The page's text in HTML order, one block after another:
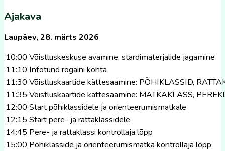
Ajakava
Laupäev, 28. märts 2026
10:00 Võistluskeskuse avamine, stardimaterjalide jagamine
11:10 Infotund rogaini kohta
11:30 Võistluskaartide kättesaamine: PÕHIKLASSID,
11:35 Võistluskaartide kättesaamine: MATKAKLASS,
12:00 Start põhiklassidele ja orienteerumismatkale
12:15 Start pere- ja rattaklassidele
14:45 Pere- ja rattaklassi kontrollaja lõpp
15:00 Põhiklasside ja orienteerumismatka kontrollaja lõpp